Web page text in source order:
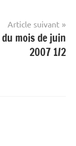
Article suivant
mois de juin
2007 1/2